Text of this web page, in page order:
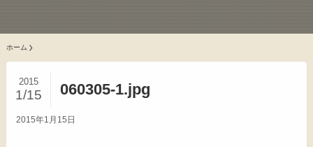
ホーム
060305-1.jpg
2015
1/15
2015年1月15日